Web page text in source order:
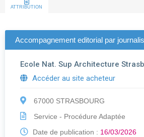
ATTRIBUTION
Accompagnement editorial par
Ecole Nat. Sup Architecture
Accéder au site acheteur
67000 STRASBOURG
Service - Procédure Adaptée
Date de publication : 16/03/2026